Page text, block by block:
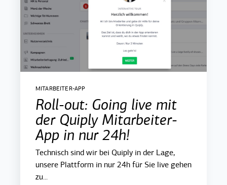
MITARBEITER-APP
Roll-out: Going live mit
der Quiply Mitarbeiter-
App in nur 24h!
Technisch sind wir bei Quiply in der Lage,
unsere Plattform in nur 24h für Sie live gehen
zu...